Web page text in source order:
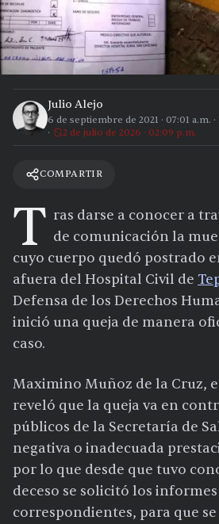
Julio Alejo
6 de septiembre de 2021 · 07:01 a.m. ·
2 de julio de 2026 · 02:09 p.m.
COMPARTIR
T ras darse a conocer a
de comunicación la
cuyo cuerpo quedó postrado
afuera del Hospital Civil de
Defensa de los Derechos
inició una queja de manera
caso.
Maximino Muñoz de la Cruz,
reveló que la queja va en
públicos de la Secretaría de
negativa o inadecuada
por lo que desde que tuvo
deceso se solicitó los informes
correspondientes, para que